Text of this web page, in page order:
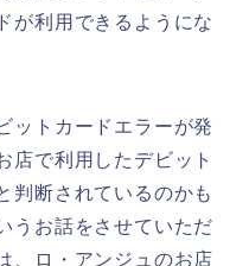
が利用できるようにな
ットカードエラーが発
店で利用したデビット
判断されているのかも
うお話をさせていただ
、ロ・アンジュのお店